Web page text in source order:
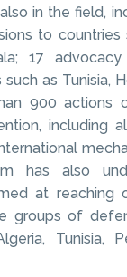
in the field,
to countries
17
as Tunisia,
900 actions
including
has also
at reaching
groups of
Tunisia,